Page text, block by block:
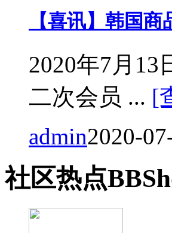
【喜讯】韩国
2020年7月
二次会员 ... [
admin2020-
社区热点BBS